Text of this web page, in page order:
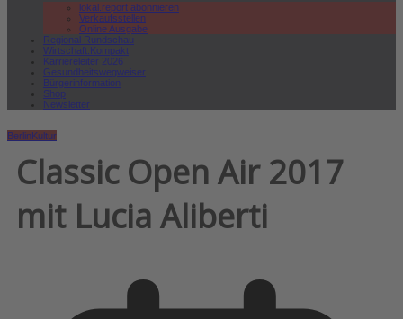
lokal.report abonnieren
Verkaufsstellen
Online Ausgabe
Regional Rundschau
Wirtschaft.Kompakt
Karriereleiter 2026
Gesundheitswegweiser
Bürgerinformation
Shop
Newsletter
BerlinKultur
Classic Open Air 2017
mit Lucia Aliberti